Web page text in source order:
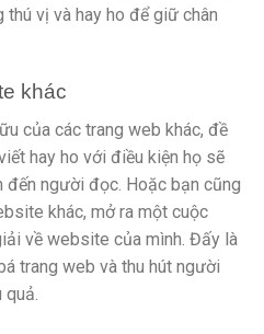
vị và hay ho để giữ chân
khác
của các trang web khác, đề
hay ho với điều kiện họ sẽ
người đọc. Hoặc bạn cũng
khác, mở ra một cuộc
về website của mình. Đấy là
trang web và thu hút người